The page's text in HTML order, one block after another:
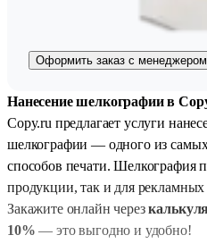
Оформить заказ с менеджером
Нанесение шелкографии в
Copy.ru предлагает услуги
шелкографии — одного из
способов печати. Шелкография
продукции, так и для
Закажите онлайн через
10% — это выгодно и удобно!